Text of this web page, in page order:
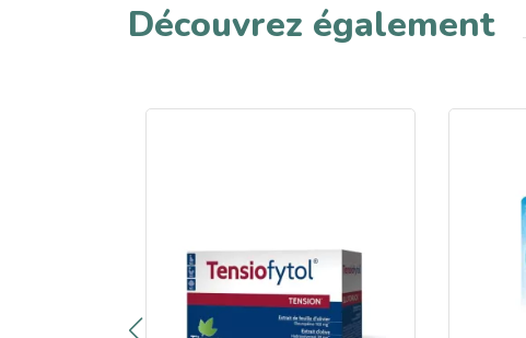
Découvrez également